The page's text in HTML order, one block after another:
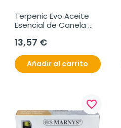
Terpenic Evo Aceite
Esencial de Canela
13,57 €
Añadir al carrito
favorite_border